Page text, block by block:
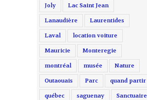
Joly Lac Saint Jean
Lanaudière Laurentides
Laval location voiture
Mauricie Monteregie
montréal musée Nature
Outaouais Parc quand partir
québec saguenay Sanctuaire